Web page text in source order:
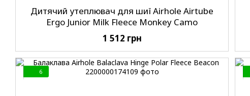
Дитячий утеплювач для шиї Airhole Airtube
Ergo Junior Milk Fleece Monkey Camo
1 512 грн
6